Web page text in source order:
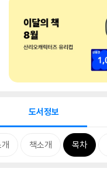
도서정보
책소개 목차